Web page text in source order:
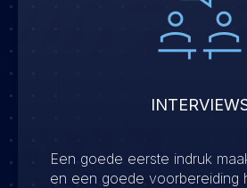
Een goede eerste indruk
en een goede voorbereiding